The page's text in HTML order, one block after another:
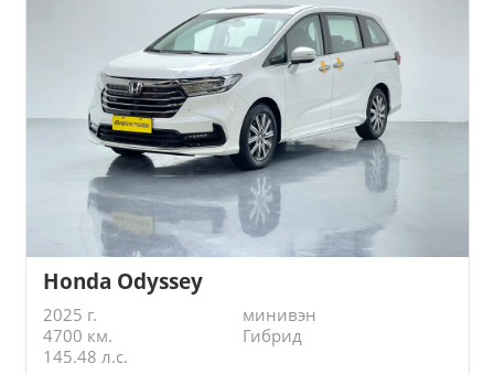
Honda Odyssey
2025 г.
минивэн
4700 км.
Гибрид
145.48 л.с.